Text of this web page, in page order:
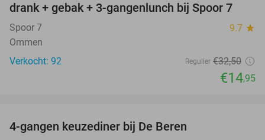
drank + gebak + 3-gangenlunch bij Spoor 7
Spoor 7 9.7 star
Ommen
Verkocht: 92
Regulier €32,50
€14,95
4-gangen keuzediner bij De Beren